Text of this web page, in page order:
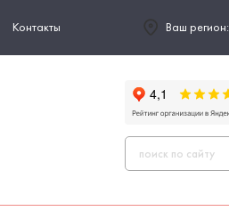
Контакты Ваш регион: